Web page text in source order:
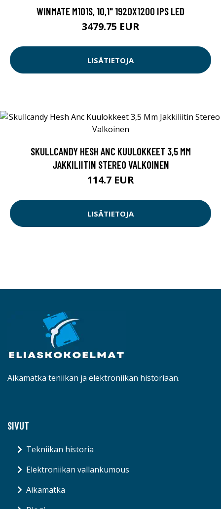
WINMATE M101S, 10,1" 1920X1200 IPS LED
3479.75 EUR
LISÄTIETOJA
SKULLCANDY HESH ANC KUULOKKEET 3,5 MM
JAKKILIITIN STEREO VALKOINEN
114.7 EUR
LISÄTIETOJA
Aikamatka teniikan ja elektroniikan historiaan.
SIVUT
Tekniikan historia
Elektroniikan vallankumous
Aikamatka